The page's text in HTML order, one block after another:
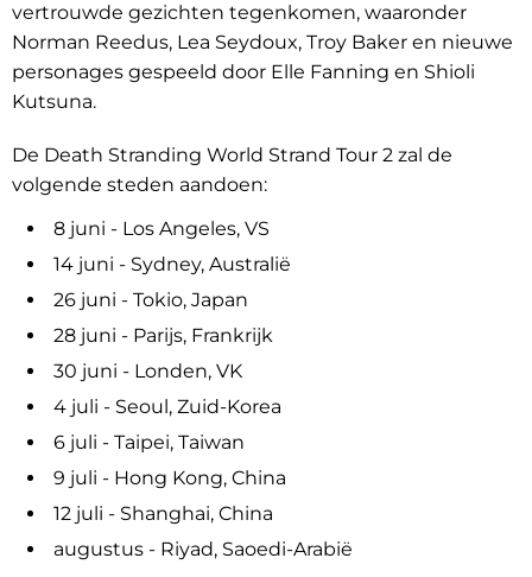
vertrouwde gezichten tegenkomen, waaronder
Norman Reedus, Lea Seydoux, Troy Baker en nieuwe
personages gespeeld door Elle Fanning en Shioli
Kutsuna.
De Death Stranding World Strand Tour 2 zal de
volgende steden aandoen:
8 juni - Los Angeles, VS
14 juni - Sydney, Australië
26 juni - Tokio, Japan
28 juni - Parijs, Frankrijk
30 juni - Londen, VK
4 juli - Seoul, Zuid-Korea
6 juli - Taipei, Taiwan
9 juli - Hong Kong, China
12 juli - Shanghai, China
augustus - Riyad, Saoedi-Arabië